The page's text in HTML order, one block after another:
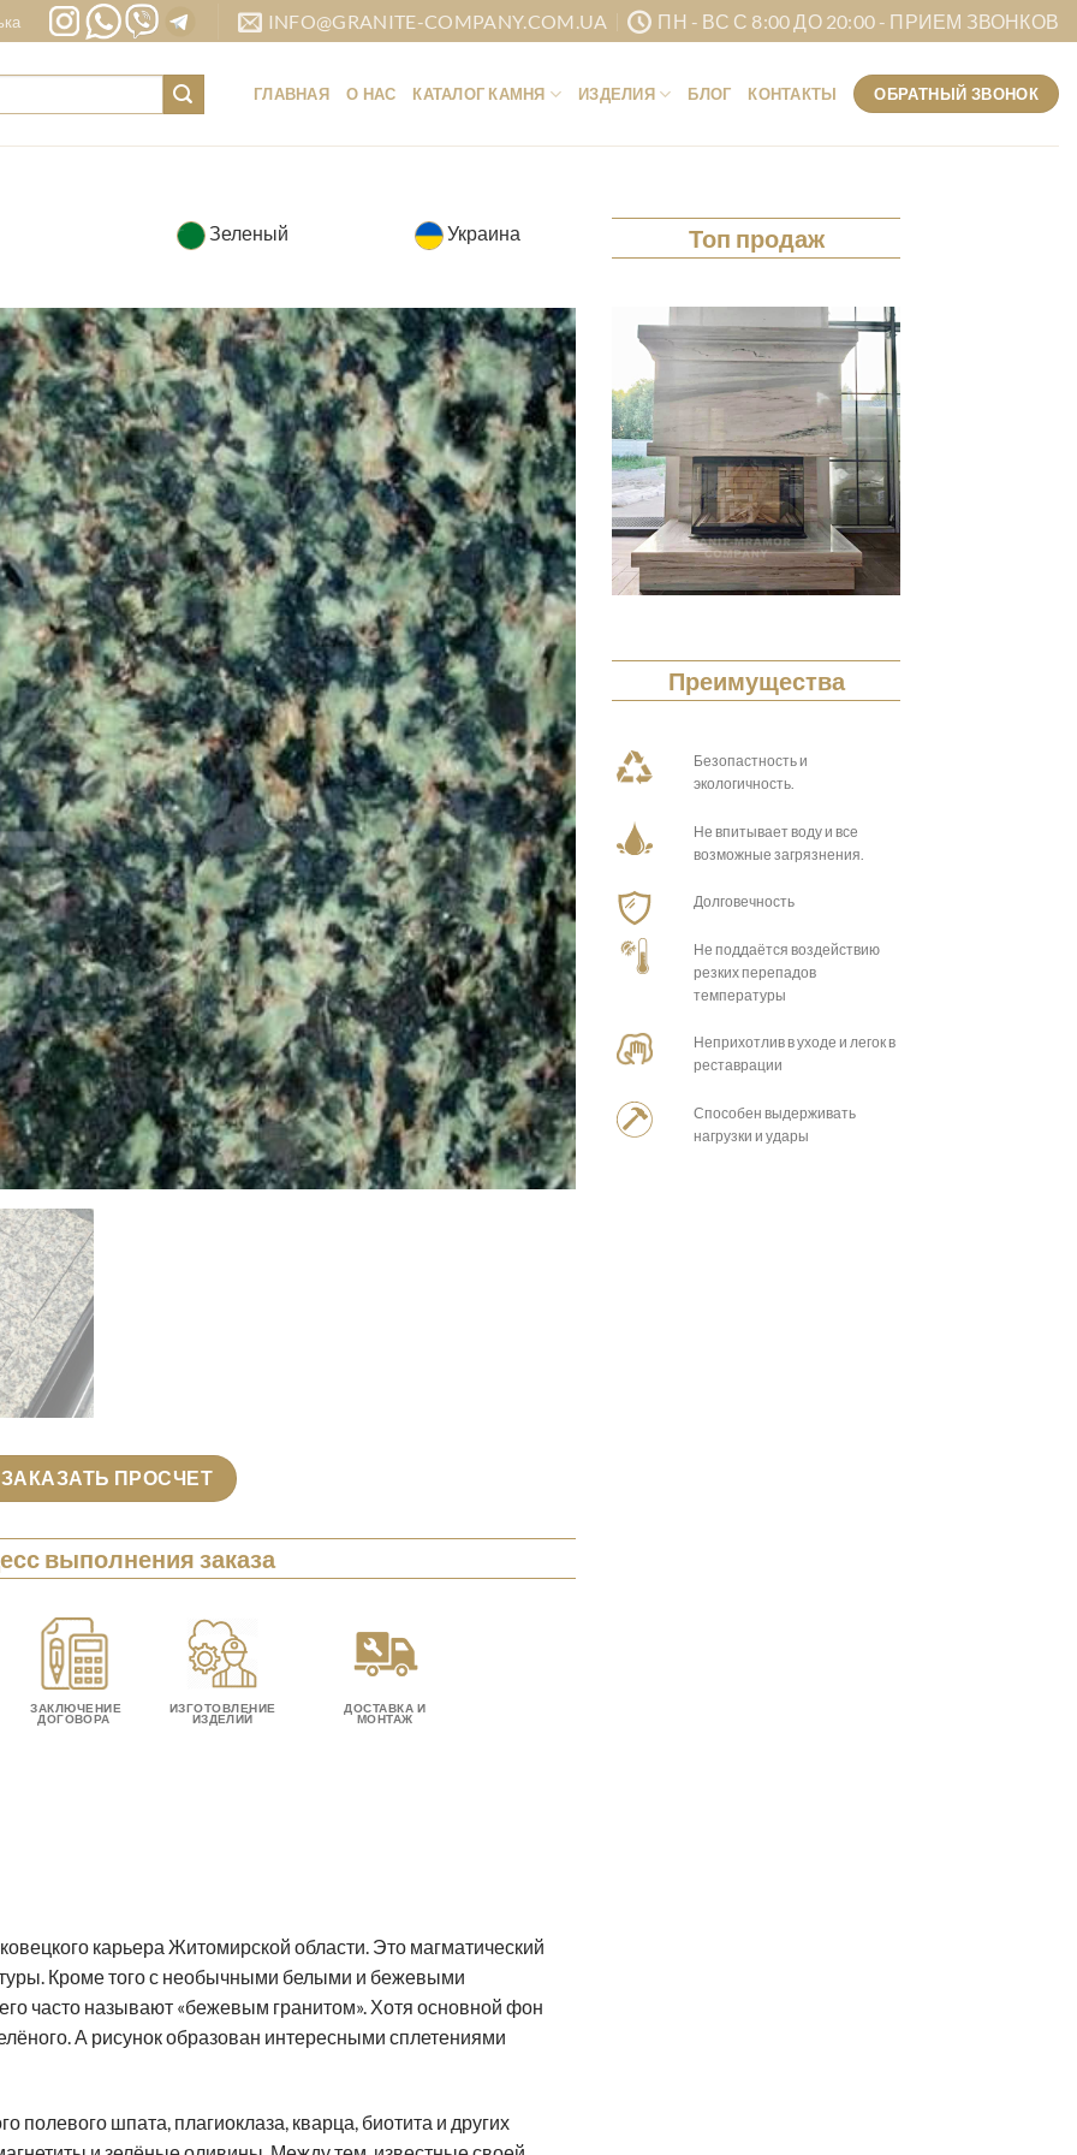
INFO@GRANITE-COMPANY.COM.UA ПН - ВС С 8:00 ДО 20:00 - ПРИЕМ ЗВОНКОВ
ГЛАВНАЯ О НАС КАТАЛОГ КАМНЯ ИЗДЕЛИЯ БЛОГ КОНТАКТЫ ОБРАТНЫЙ ЗВОНОК
Зеленый Украина
ЗАКАЗАТЬ ПРОСЧЕТ
выполнения заказа
ЗАКЛЮЧЕНИЕ
ДОГОВОРА
ИЗГОТОВЛЕНИЕ
ИЗДЕЛИЙ
ДОСТАВКА И
МОНТАЖ
карьера Житомирской области. Это магматический
Кроме того с необычными белыми и бежевыми
часто называют «бежевым гранитом». Хотя основной фон
А рисунок образован интересными сплетениями
полевого шпата, плагиоклаза, кварца, биотита и других
Топ продаж
Преимущества
Безопастность и
экологичность.
Не впитывает воду и все
возможные загрязнения.
Долговечность
Не поддаётся воздействию
резких перепадов
температуры
Неприхотлив в уходе и легок в
реставрации
Способен выдерживать
нагрузки и удары